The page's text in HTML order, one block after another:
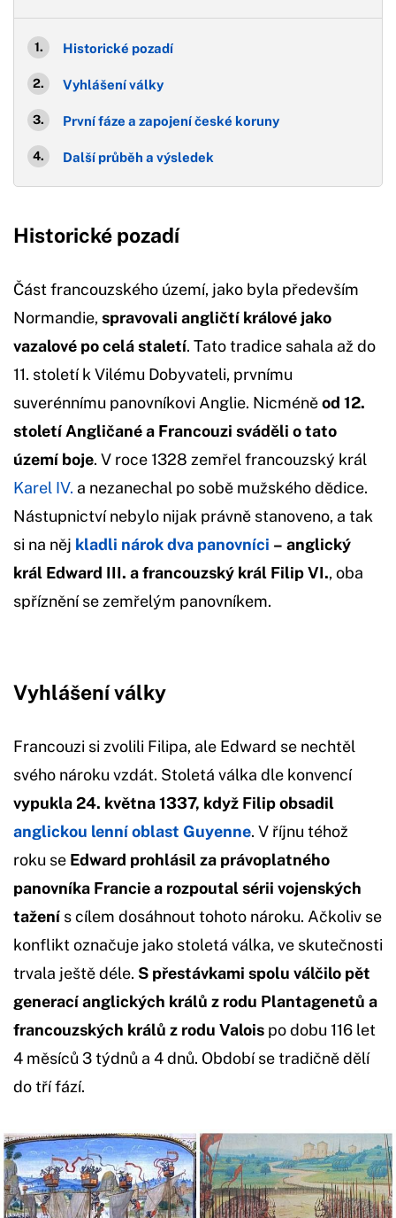
Historické pozadí
Vyhlášení války
První fáze a zapojení české koruny
Další průběh a výsledek
Historické pozadí
Část francouzského území, jako byla především
Normandie,spravovali angličtí králové jako
vazalové po celá staletí. Tato tradice sahala až do
11. století k Vilému Dobyvateli, prvnímu
suverénnímu panovníkovi Anglie. Nicméněod 12.
století Angličané a Francouzi sváděli o tato
území boje. V roce 1328 zemřel francouzský král
Karel IV. a nezanechal po sobě mužského dědice.
Nástupnictví nebylo nijak právně stanoveno, a tak
si na něj kladli nárok dva panovníci – anglický
král Edward III. a francouzský král Filip VI., oba
spříznění se zemřelým panovníkem.
Vyhlášení války
Francouzi si zvolili Filipa, ale Edward se nechtěl
svého nároku vzdát. Stoletá válka dle konvencí
vypukla 24. května 1337, když Filip obsadil
anglickou lenní oblast Guyenne. V říjnu téhož
roku se Edward prohlásil za právoplatného
panovníka Franciea rozpoutal sérii vojenských
tažení s cílem dosáhnout tohoto nároku. Ačkoliv se
konflikt označuje jako stoletá válka, ve skutečnosti
trvala ještě déle. S přestávkami spolu válčilo pět
generací anglických králů z rodu Plantagenetů a
francouzských králů z rodu Valois po dobu 116 let
4 měsíců 3 týdnů a 4 dnů. Období se tradičně dělí
do tří fází.